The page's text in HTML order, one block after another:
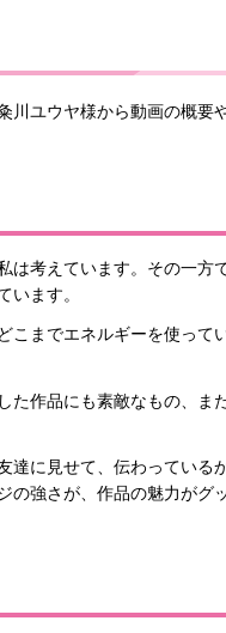
川ユウヤ様から動画の概要
は考えています。その一方
います。
こまでエネルギーを使って
た作品にも素敵なもの、ま
達に見せて、伝わっている
の強さが、作品の魅力がグ